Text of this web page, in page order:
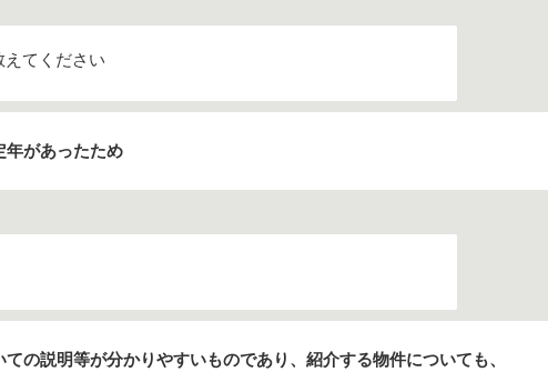
えてください
年があったため
ての説明等が分かりやすいものであり、紹介する物件についても、